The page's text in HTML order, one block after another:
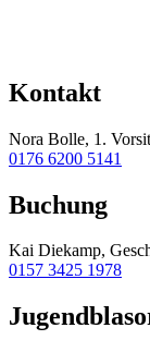
Kontakt
Nora Bolle, 1.
0176 6200 5141
Buchung
Kai Diekamp,
0157 3425 1978